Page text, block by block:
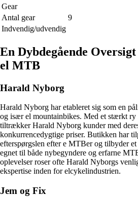
Gear
Antal gear
9
Indvendig/udvendig
En Dybdegående
el MTB
Harald Nyborg
Harald Nyborg har etableret sig som en
og især el mountainbikes. Med et stærkt ry
tiltrækker Harald Nyborg kunder med
konkurrencedygtige priser. Butikken har
efterspørgslen efter e MTBer og tilbyder
egnet til både nybegyndere og erfarne
oplevelser roser ofte Harald Nyborgs
ekspertise inden for elcykelindustrien.
Jem og Fix